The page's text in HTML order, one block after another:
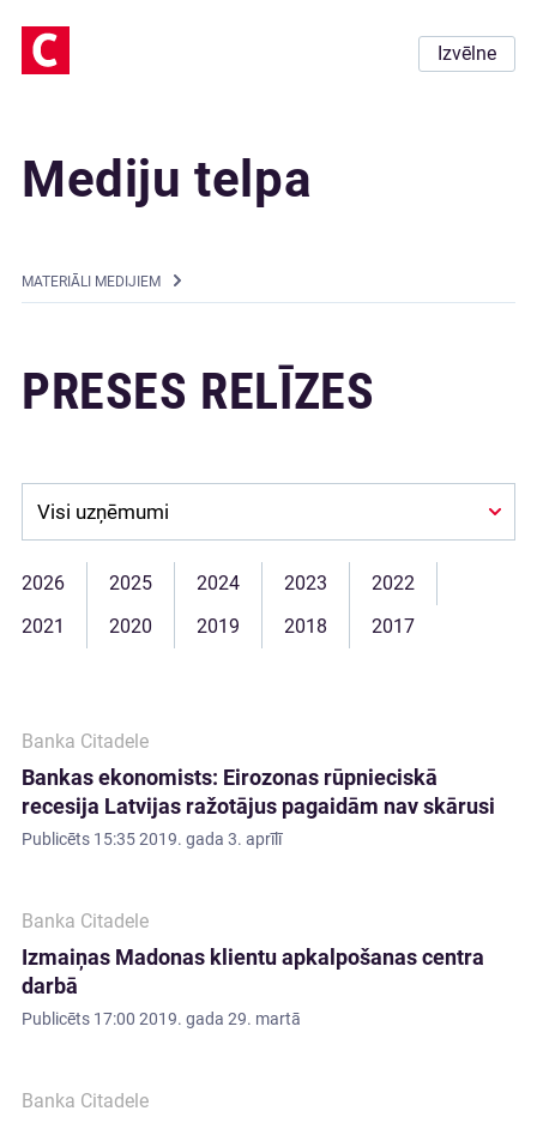
Izvēlne
Mediju telpa
MATERIĀLI MEDIJIEM
PRESES RELĪZES
Company:
2026 2025 2024 2023
2022
2021
2020 2019 2018 2017
Banka Citadele
Bankas ekonomists: Eirozonas rūpnieciskā
recesija Latvijas ražotājus pagaidām nav skārusi
Publicēts 15:35 2019. gada 3. aprīlī
Banka Citadele
Izmaiņas Madonas klientu apkalpošanas centra
darbā
Publicēts 17:00 2019. gada 29. martā
Banka Citadele